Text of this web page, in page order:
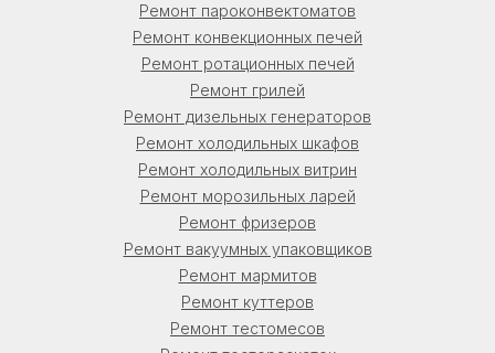
Ремонт пароконвектоматов
Ремонт конвекционных печей
Ремонт ротационных печей
Ремонт грилей
Ремонт дизельных генераторов
Ремонт холодильных шкафов
Ремонт холодильных витрин
Ремонт морозильных ларей
Ремонт фризеров
Ремонт вакуумных упаковщиков
Ремонт мармитов
Ремонт куттеров
Ремонт тестомесов